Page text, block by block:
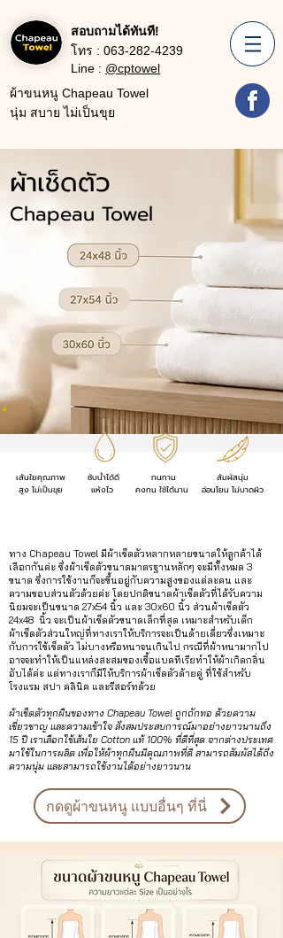
สอบถามได้ทันที!
โทร : 063-282-4239
Line : @cptowel
ผ้าขนหนู Chapeau Towel
นุ่ม สบาย ไม่เป็นขุย
ผ้าเช็ดตัว
Chapeau Towel
เส้นใยคุณภาพ
สูง ไม่เป็นขุย
ซับน้ำได้ดี
แห้งไว
ทนทาน
คงทน ใช้ได้นาน
สัมผัสนุ่ม
อ่อนโยน ไม่บาดผิว
ทาง Chapeau Towel มีผ้าเช็ดตัวหลากหลายขนาดให้ลูกค้าได้
เลือกกันค่ะ ซึ่งผ้าเช็ดตัวขนาดมาตรฐานหลักๆ จะมีทั้งหมด 3
ขนาด ซึ่งการใช้งานก็จะขึ้นอยู่กับความสูงของแต่ละคน และ
ความชอบส่วนตัวด้วยค่ะ โดยปกติขนาดผ้าเช็ดตัวที่ได้รับความ
นิยมจะเป็นขนาด 27x54 นิ้ว และ 30x60 นิ้ว ส่วนผ้าเช็ดตัว
24x48 นิ้ว จะเป็นผ้าเช็ดตัวขนาดเล็กที่สุด เหมาะสำหรับเด็ก
ผ้าเช็ดตัวส่วนใหญ่ที่ทางเราให้บริการจะเป็นด้ายเดี่ยวซึ่งเหมาะ
กับการใช้เช็ดตัว ไม่บางหรือหนาจนเกินไป กรณีที่ผ้าหนามากไป
อาจจะทำให้เป็นแหล่งสะสมของเชื้อแบคทีเรียทำให้ผ้าเกิดกลิ่น
อับได้ค่ะ แต่ทางเราก็มีให้บริการผ้าเช็ดตัวด้ายคู่ ที่ใช้สำหรับ
โรงแรม สปา คลินิค และรีสอร์ทด้วย
ผ้าเช็ดตัวทุกผืนของทาง Chapeau Towel ถูกถักทอ ด้วยความ
เชี่ยวชาญ และความเข้าใจ สั่งสมประสบการณ์มาอย่างยาวนานถึง
15 ปี เราเลือกใช้เส้นใย Cotton แท้ 100% ที่ดีที่สุด จากต่างประเทศ
มาใช้ในการผลิต เพื่อให้ผ้าทุกผืนมีคุณภาพที่ดี สามารถสัมผัสได้ถึง
ความนุ่ม และสามารถใช้งานได้อย่างยาวนาน
กดดูผ้าขนหนู แบบอื่นๆ ที่นี่